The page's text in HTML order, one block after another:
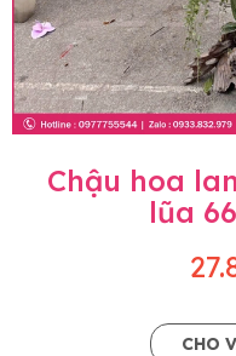
Chậu hoa
lũa
CHO